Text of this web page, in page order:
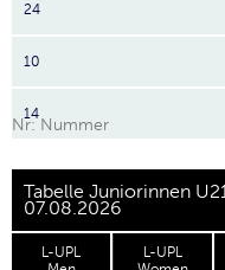
24
10
14
Nr: Nummer
Tabelle Juniorinnen
07.08.2026
L-UPL
L-UPL